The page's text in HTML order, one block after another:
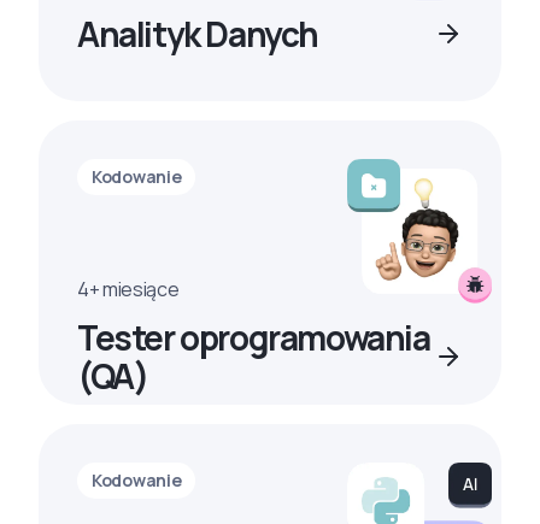
Analityk Danych
Kodowanie
4+ miesiące
Tester oprogramowania
(QA)
Kodowanie